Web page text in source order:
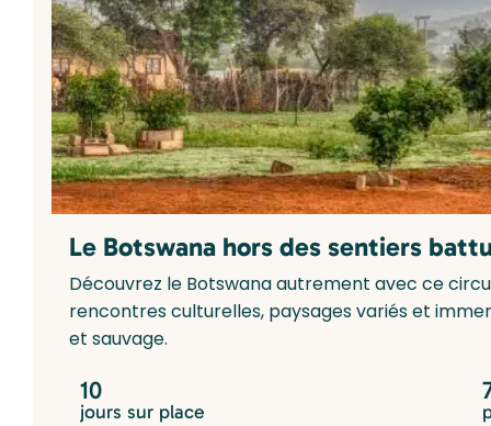
Le Botswana hors des sentiers
Découvrez le Botswana autrement avec ce
rencontres culturelles, paysages variés et
et sauvage.
10
jours sur place